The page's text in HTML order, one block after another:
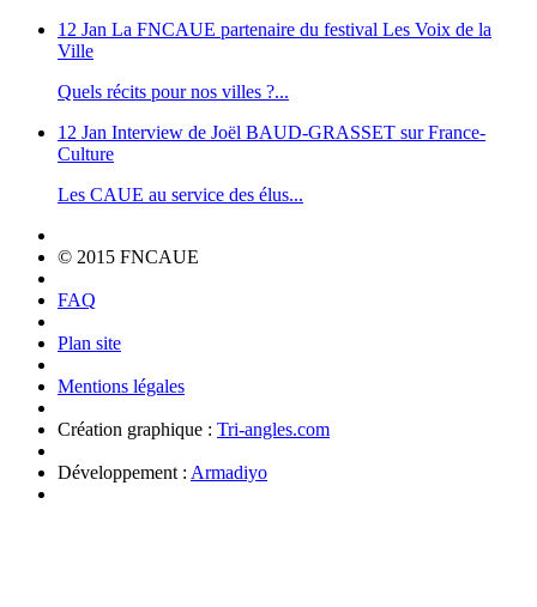
12 Jan La FNCAUE partenaire du festival Les Voix de la
Ville
Quels récits pour nos villes ?...
12 Jan Interview de Joël BAUD-GRASSET sur France-
Culture
Les CAUE au service des élus...
© 2015 FNCAUE
FAQ
Plan site
Mentions légales
Création graphique : Tri-angles.com
Développement : Armadiyo